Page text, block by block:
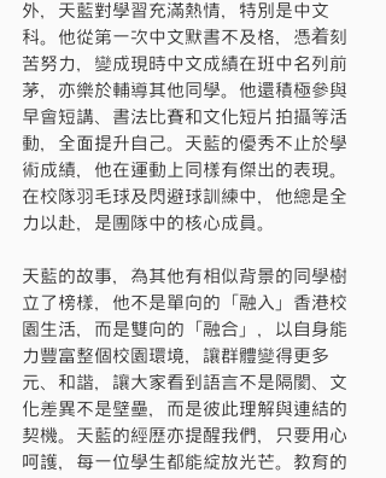
外，天藍對學習充滿熱情，特別是中文
科。他從第一次中文默書不及格，憑着刻
苦努力，變成現時中文成績在班中名列前
茅，亦樂於輔導其他同學。他還積極參與
早會短講、書法比賽和文化短片拍攝等活
動，全面提升自己。天藍的優秀不止於學
術成績，他在運動上同樣有傑出的表現。
在校隊羽毛球及閃避球訓練中，他總是全
力以赴，是團隊中的核心成員。
天藍的故事，為其他有相似背景的同學樹
立了榜樣，他不是單向的「融入」香港校
園生活，而是雙向的「融合」，以自身能
力豐富整個校園環境，讓群體變得更多
元、和諧，讓大家看到語言不是隔閡、文
化差異不是壁壘，而是彼此理解與連結的
契機。天藍的經歷亦提醒我們，只要用心
呵護，每一位學生都能綻放光芒。教育的